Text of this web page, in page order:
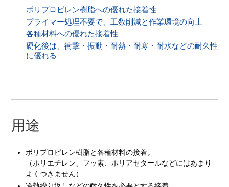
ポリプロピレン樹脂への優れた接着性
プライマー処理不要で、工数削減と作業環境の向上
各種材料への優れた接着性
硬化後は、衝撃・振動・耐熱・耐寒・耐水などの耐久性
に優れる
用途
ポリプロピレン樹脂と各種材料の接着。
（ポリエチレン、フッ素、ポリアセタールなどにはあまり
よくつきません）